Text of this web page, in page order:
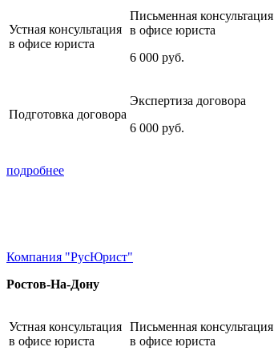
Устная консультация
в офисе юриста
Письменная консультация
в офисе юриста
6 000 руб.
Подготовка договора
Экспертиза договора
6 000 руб.
подробнее
Компания "РусЮрист"
Ростов-На-Дону
Устная консультация
в офисе юриста
Письменная консультация
в офисе юриста